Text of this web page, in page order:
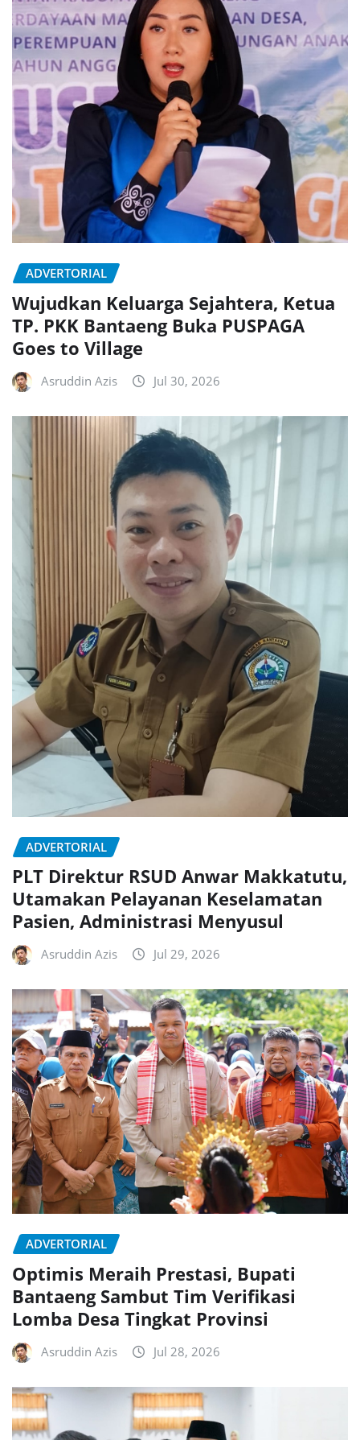
ADVERTORIAL
Wujudkan Keluarga Sejahtera, Ketua
TP. PKK Bantaeng Buka PUSPAGA
Goes to Village
Asruddin Azis Jul 30, 2026
ADVERTORIAL
PLT Direktur RSUD Anwar Makkatutu,
Utamakan Pelayanan Keselamatan
Pasien, Administrasi Menyusul
Asruddin Azis Jul 29, 2026
ADVERTORIAL
Optimis Meraih Prestasi, Bupati
Bantaeng Sambut Tim Verifikasi
Lomba Desa Tingkat Provinsi
Asruddin Azis Jul 28, 2026